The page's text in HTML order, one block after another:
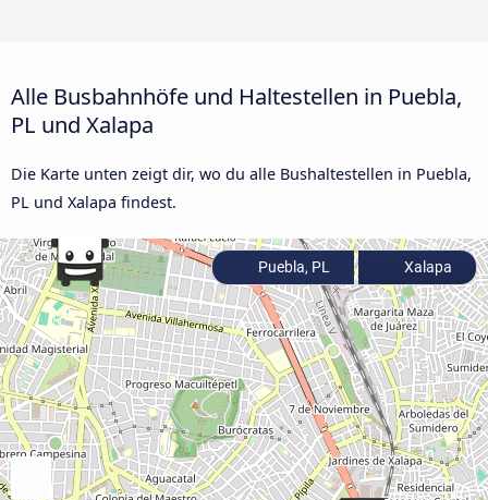
Alle Busbahnhöfe und Haltestellen in Puebla,
PL und Xalapa
Die Karte unten zeigt dir, wo du alle Bushaltestellen in Puebla,
PL und Xalapa findest.
Puebla, PL Xalapa